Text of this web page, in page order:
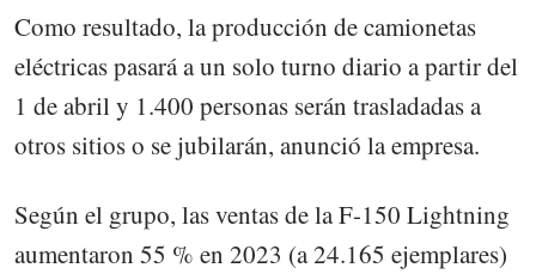
Como resultado, la producción de camionetas
eléctricas pasará a un solo turno diario a partir del
1 de abril y 1.400 personas serán trasladadas a
otros sitios o se jubilarán, anunció la empresa.
Según el grupo, las ventas de la F-150 Lightning
aumentaron 55 % en 2023 (a 24.165 ejemplares)